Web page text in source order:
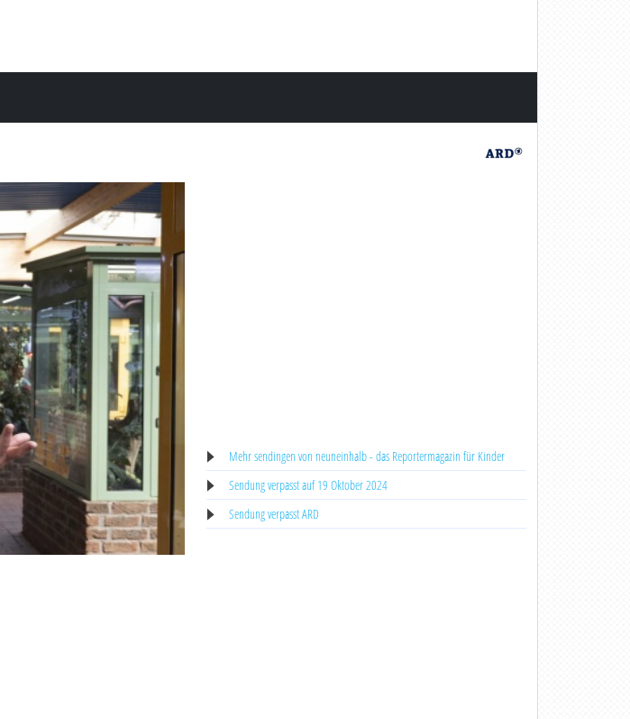
Mehr sendingen von neuneinhalb - das Reportermagazin für Kinder
Sendung verpasst auf 19 Oktober 2024
Sendung verpasst ARD